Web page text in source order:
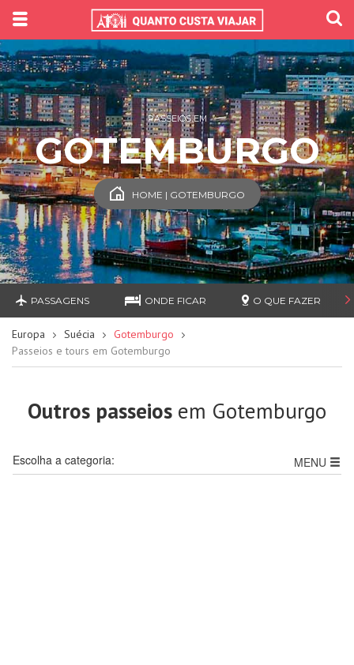
PASSEIOS EM
GOTEMBURGO
HOME | GOTEMBURGO
PASSAGENS ONDE FICAR O QUE FAZER
Europa Suécia
Gotemburgo
Passeios e tours em Gotemburgo
Outros passeios em Gotemburgo
MENU
Escolha a categoria: